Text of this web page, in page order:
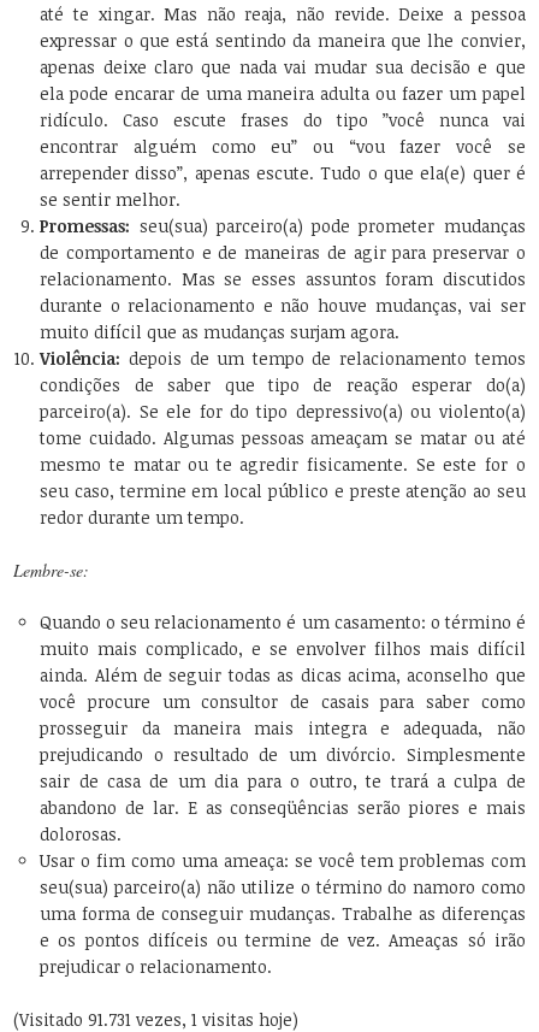
até te xingar. Mas não reaja, não revide. Deixe a pessoa
expressar o que está sentindo da maneira que lhe convier,
apenas deixe claro que nada vai mudar sua decisão e que
ela pode encarar de uma maneira adulta ou fazer um papel
ridículo. Caso escute frases do tipo ”você nunca vai
encontrar alguém como eu” ou “vou fazer você se
arrepender disso”, apenas escute. Tudo o que ela(e) quer é
se sentir melhor.
Promessas: seu(sua) parceiro(a) pode prometer mudanças
de comportamento e de maneiras de agir para preservar o
relacionamento. Mas se esses assuntos foram discutidos
durante o relacionamento e não houve mudanças, vai ser
muito difícil que as mudanças surjam agora.
Violência: depois de um tempo de relacionamento temos
condições de saber que tipo de reação esperar do(a)
parceiro(a). Se ele for do tipo depressivo(a) ou violento(a)
tome cuidado. Algumas pessoas ameaçam se matar ou até
mesmo te matar ou te agredir fisicamente. Se este for o
seu caso, termine em local público e preste atenção ao seu
redor durante um tempo.
Lembre-se:
Quando o seu relacionamento é um casamento: o término é
muito mais complicado, e se envolver filhos mais difícil
ainda. Além de seguir todas as dicas acima, aconselho que
você procure um consultor de casais para saber como
prosseguir da maneira mais integra e adequada, não
prejudicando o resultado de um divórcio. Simplesmente
sair de casa de um dia para o outro, te trará a culpa de
abandono de lar. E as conseqüências serão piores e mais
dolorosas.
Usar o fim como uma ameaça: se você tem problemas com
seu(sua) parceiro(a) não utilize o término do namoro como
uma forma de conseguir mudanças. Trabalhe as diferenças
e os pontos difíceis ou termine de vez. Ameaças só irão
prejudicar o relacionamento.
(Visitado 91.731 vezes, 1 visitas hoje)